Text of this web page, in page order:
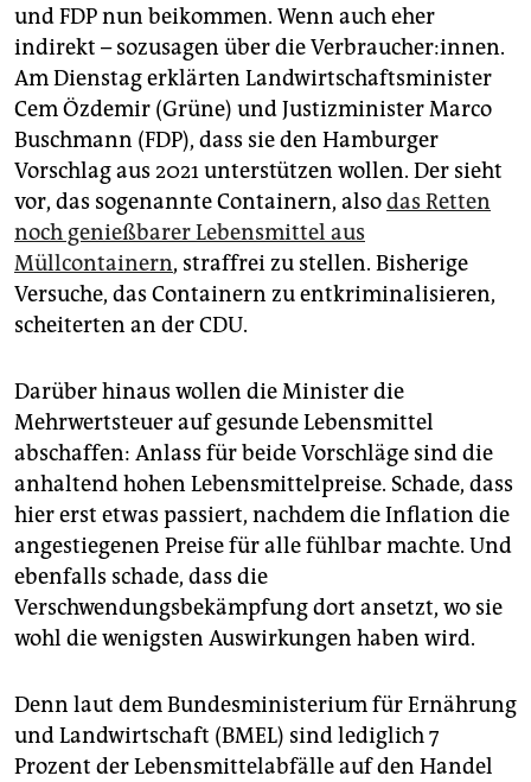
und FDP nun beikommen. Wenn auch eher
indirekt – sozusagen über die Verbraucher:innen.
Am Dienstag erklärten Landwirtschaftsminister
Cem Özdemir (Grüne) und Justizminister Marco
Buschmann (FDP), dass sie den Hamburger
Vorschlag aus 2021 unterstützen wollen. Der sieht
vor, das sogenannte Containern, alsodas Retten
noch genießbarer Lebensmittel aus
Müllcontainern, straffrei zu stellen. Bisherige
Versuche, das Containern zu entkriminalisieren,
scheiterten an der CDU.
Darüber hinaus wollen die Minister die
Mehrwertsteuer auf gesunde Lebensmittel
abschaffen: Anlass für beide Vorschläge sind die
anhaltend hohen Lebensmittelpreise. Schade, dass
hier erst etwas passiert, nachdem die Inflation die
angestiegenen Preise für alle fühlbar machte. Und
ebenfalls schade, dass die
Verschwendungsbekämpfung dort ansetzt, wo sie
wohl die wenigsten Auswirkungen haben wird.
Denn laut dem Bundesministerium für Ernährung
und Landwirtschaft (BMEL) sind lediglich 7
Prozent der Lebensmittelabfälle auf den Handel